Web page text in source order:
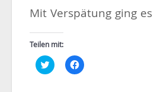
Mit Verspätung ging
Teilen mit:
Klick,
um
Klick,
um